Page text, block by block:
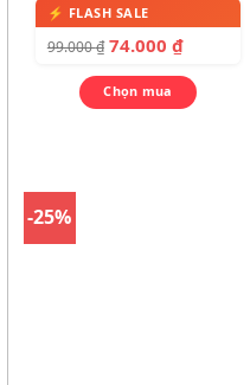
99.000₫ 74.000 ₫
Chọn mua
-25%